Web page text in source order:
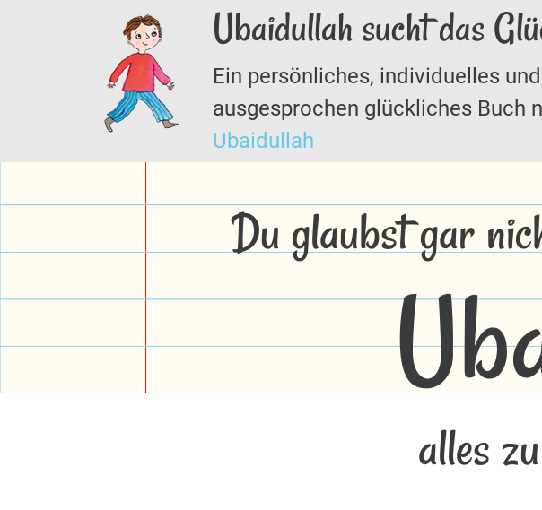
Ubaidullah sucht das
Ein persönliches, individuelles und
ausgesprochen glückliches Buch
Ubaidullah
Du glaubst gar
alles